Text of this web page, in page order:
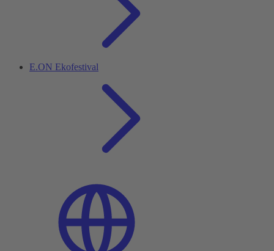
E.ON Ekofestival